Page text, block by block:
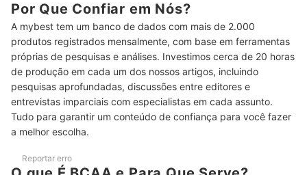
3
As Doses de BCAA Costumam Variar de 2 a 5 g, Fique Atento
ao Rótulo
A Adição de Vitamina B6 É um Bom Fator de Comparação
entre Diferentes BCAAs
5
Verifique a Quantidade de Cápsulas ou Pó e Calcule o Custo
por Grama de Leucina
6
Marcas Líderes do Mercado Podem Ser uma Referência para
Quem Busca Confiabilidade
Top 10 Melhores BCAA
Por Que Confiar em Nós?
A mybest tem um banco de dados com mais de 2.000
produtos registrados mensalmente, com base em ferramentas
próprias de pesquisas e análises. Investimos cerca de 20 horas
de produção em cada um dos nossos artigos, incluindo
pesquisas aprofundadas, discussões entre editores e
entrevistas imparciais com especialistas em cada assunto.
Tudo para garantir um conteúdo de confiança para você fazer
a melhor escolha.
Reportar erro